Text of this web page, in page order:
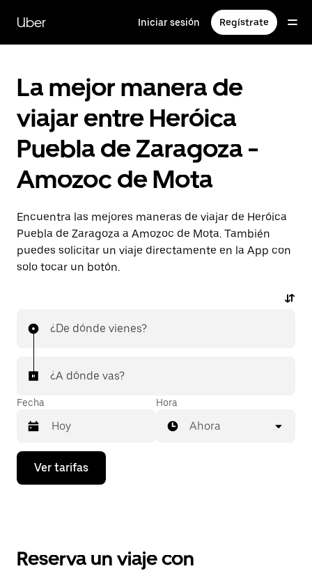
contenido
principal
Uber Iniciar sesión Regístrate
La mejor manera de
viajar entre Heróica
Puebla de Zaragoza -
Amozoc de Mota
Encuentra las mejores maneras de viajar de Heróica
Puebla de Zaragoza a Amozoc de Mota. También
puedes solicitar un viaje directamente en la App con
solo tocar un botón.
¿De dónde vienes?
¿A dónde vas?
Fecha
Presiona
flecha
el
Hora
Ahora
Ver tarifas
Reserva un viaje con